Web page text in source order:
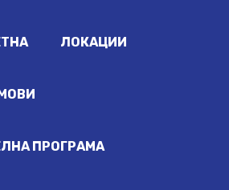
ЛОКАЦИИ
ПРОГРАМА